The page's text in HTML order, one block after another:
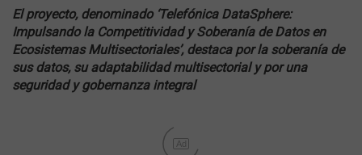
El proyecto, denominado ‘Telefónica DataSphere:
Impulsando la Competitividad y Soberanía de Datos en
Ecosistemas Multisectoriales’, destaca por la soberanía de
sus datos, su adaptabilidad multisectorial y por una
seguridad y gobernanza integral
Ad